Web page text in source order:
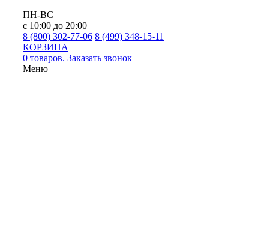
ПН-ВС
с 10:00 до 20:00
8 (800) 302-77-06 8 (499) 348-15-11
КОРЗИНА
0 товаров. Заказать звонок
Меню